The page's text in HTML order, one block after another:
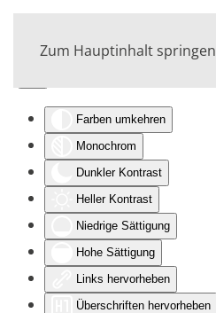
Eingabehilfen öffnen
Farben umkehren
Monochrom
Dunkler Kontrast
Heller Kontrast
Niedrige Sättigung
Hohe Sättigung
Links hervorheben
Überschriften hervorheben
Zum Hauptinhalt springen